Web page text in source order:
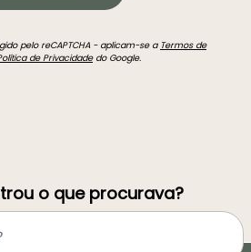
pelo reCAPTCHA - aplicam-se a Termos de
de Privacidadedo Google.
o que procurava?